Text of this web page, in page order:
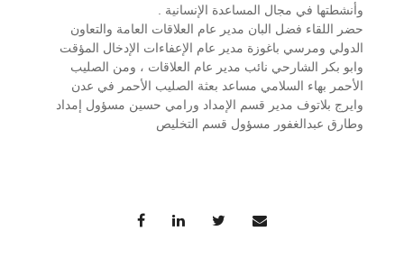
وأنشطتها في مجال المساعدة الإنسانية .
حضر اللقاء فضل البان مدير عام العلاقات العامة والتعاون
الدولي ومرسي باغوزة مدير عام الإعفاءات الإدخال المؤقت
وابو بكر الشارحي نائب مدير عام العلاقات ، ومن الصليب
الأحمر بهاء السلامي مساعد بعثة الصليب الأحمر في عدن
وايرج بلاتوف مدير قسم الإمداد ورامي حسين مسؤول إمداد
وطارق عبدالغفور مسؤول قسم التخليص